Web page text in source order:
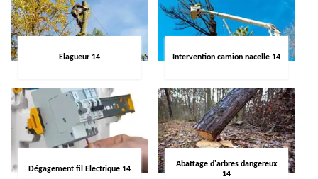
Elagueur 14 Intervention camion nacelle 14
Dégagement fil Electrique 14
Abattage d'arbres dangereux
14